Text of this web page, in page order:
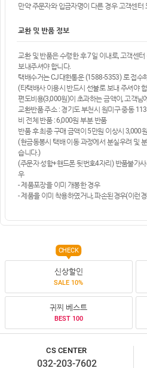
만약 주문자와 입금자명이 다른 경우 고객센
교환 및 반품 정보
교환 및 반품은 수령한 후 7일 이내로, 고객센
보내주셔야 합니다.
택배수거는 CJ대한통운 (1588-5353) 로 접수
(타택배사 이용시 반드시 선불로 보내 주셔야
편도비용(3,000원)이 초과하는 금액이, 고객님
교환반품 주소 : 경기도 부천시 원미구 중동
비 전체 반품 : 6,000원 부분 반품
반품 후 최종 구매 금액이 5만원 이상시 3,000
(현금동봉시 택배 이동 과정에서 분실우려 및
습니다.)
(주문자 성함+핸드폰 뒷번호4자리) 반품불가
우
- 제품포장을 이미 개봉한 경우
- 제품을 이미 착용하였거나, 파손된경우(이런
신상할인
SALE 10%
CHECK
귀찌 베스트
BEST 100
CS CENTER
032-203-7602